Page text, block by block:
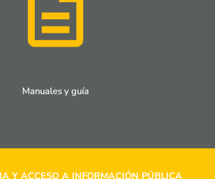
Manuales y guía
Y ACCESO A INFORMACIÓN PÚBLICA